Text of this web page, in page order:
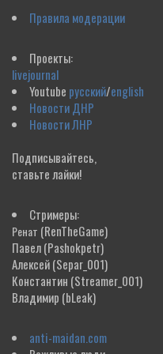
Правила модерации
Проекты:
livejournal
Youtube русский/english
Новости ДНР
Новости ЛНР
Подписывайтесь,
ставьте лайки!
Стримеры:
Ренат (RenTheGame)
Павел(Pashokpetr)
Алексей(Separ_001)
Константин (Streamer_001)
Владимир (bLeak)
anti-maidan.com